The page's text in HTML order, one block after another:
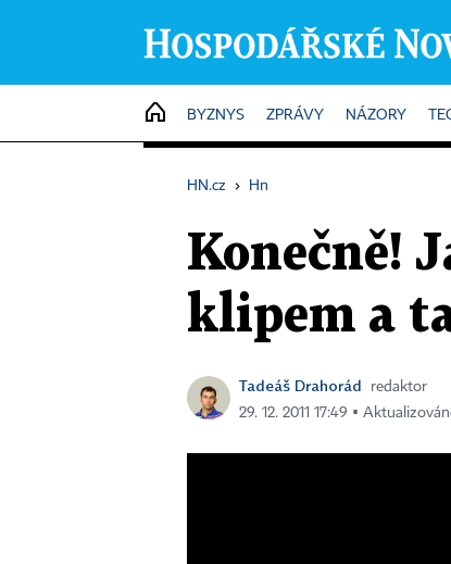
HOME
BYZNYS ZPRÁVY NÁZORY
HN.cz › Hn
Konečně!
klipem a
Tadeáš Drahorád
redaktor
29. 12. 2011 17:49 ▪